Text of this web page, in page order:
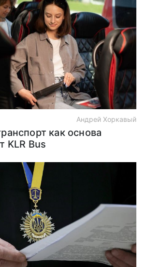
Андрей Хоркавый
как основа
KLR Bus